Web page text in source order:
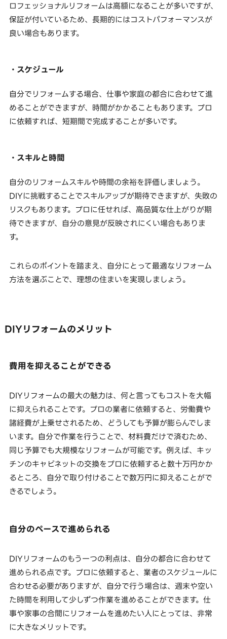
ロフェッショナルリフォームは高額になることが多いですが、
保証が付いているため、長期的にはコストパフォーマンスが
良い場合もあります。
・スケジュール
自分でリフォームする場合、仕事や家庭の都合に合わせて進
めることができますが、時間がかかることもあります。プロ
に依頼すれば、短期間で完成することが多いです。
・スキルと時間
自分のリフォームスキルや時間の余裕を評価しましょう。
DIYに挑戦することでスキルアップが期待できますが、失敗の
リスクもあります。プロに任せれば、高品質な仕上がりが期
待できますが、自分の意見が反映されにくい場合もありま
す。
これらのポイントを踏まえ、自分にとって最適なリフォーム
方法を選ぶことで、理想の住まいを実現しましょう。
DIYリフォームのメリット
費用を抑えることができる
DIYリフォームの最大の魅力は、何と言ってもコストを大幅
に抑えられることです。プロの業者に依頼すると、労働費や
諸経費が上乗せされるため、どうしても予算が膨らんでしま
います。自分で作業を行うことで、材料費だけで済むため、
同じ予算でも大規模なリフォームが可能です。例えば、キッ
チンのキャビネットの交換をプロに依頼すると数十万円かか
るところ、自分で取り付けることで数万円に抑えることがで
きるでしょう。
自分のペースで進められる
DIYリフォームのもう一つの利点は、自分の都合に合わせて
進められる点です。プロに依頼すると、業者のスケジュールに
合わせる必要がありますが、自分で行う場合は、週末や空い
た時間を利用して少しずつ作業を進めることができます。仕
事や家事の合間にリフォームを進めたい人にとっては、非常
に大きなメリットです。